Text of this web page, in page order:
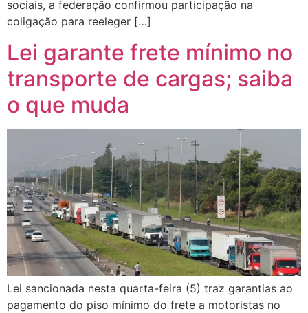
sociais, a federação confirmou participação na
coligação para reeleger […]
Lei garante frete mínimo no
transporte de cargas; saiba
o que muda
Lei sancionada nesta quarta-feira (5) traz garantias ao
pagamento do piso mínimo do frete a motoristas no